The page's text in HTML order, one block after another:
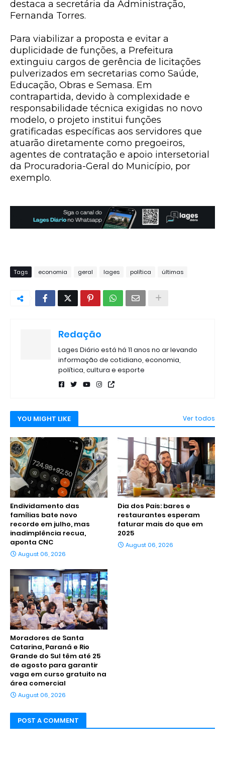
destaca a secretária da Administração,
Fernanda Torres.
Para viabilizar a proposta e evitar a
duplicidade de funções, a Prefeitura
extinguiu cargos de gerência de licitações
pulverizados em secretarias como Saúde,
Educação, Obras e Semasa. Em
contrapartida, devido à complexidade e
responsabilidade técnica exigidas no novo
modelo, o projeto institui funções
gratificadas específicas aos servidores que
atuarão diretamente como pregoeiros,
agentes de contratação e apoio intersetorial
da Procuradoria-Geral do Município, por
exemplo.​
Tags economia geral lages política últimas
Redação
Lages Diário está há 11 anos no ar levando
informação de cotidiano, economia,
política, cultura e esporte
YOU MIGHT LIKE Ver todos
Endividamento das
famílias bate novo
recorde em julho, mas
inadimplência recua,
aponta CNC
August 06, 2026
Dia dos Pais: bares e
restaurantes esperam
faturar mais do que em
2025
August 06, 2026
Moradores de Santa
Catarina, Paraná e Rio
Grande do Sul têm até 25
de agosto para garantir
vaga em curso gratuito na
área comercial
August 06, 2026
POST A COMMENT